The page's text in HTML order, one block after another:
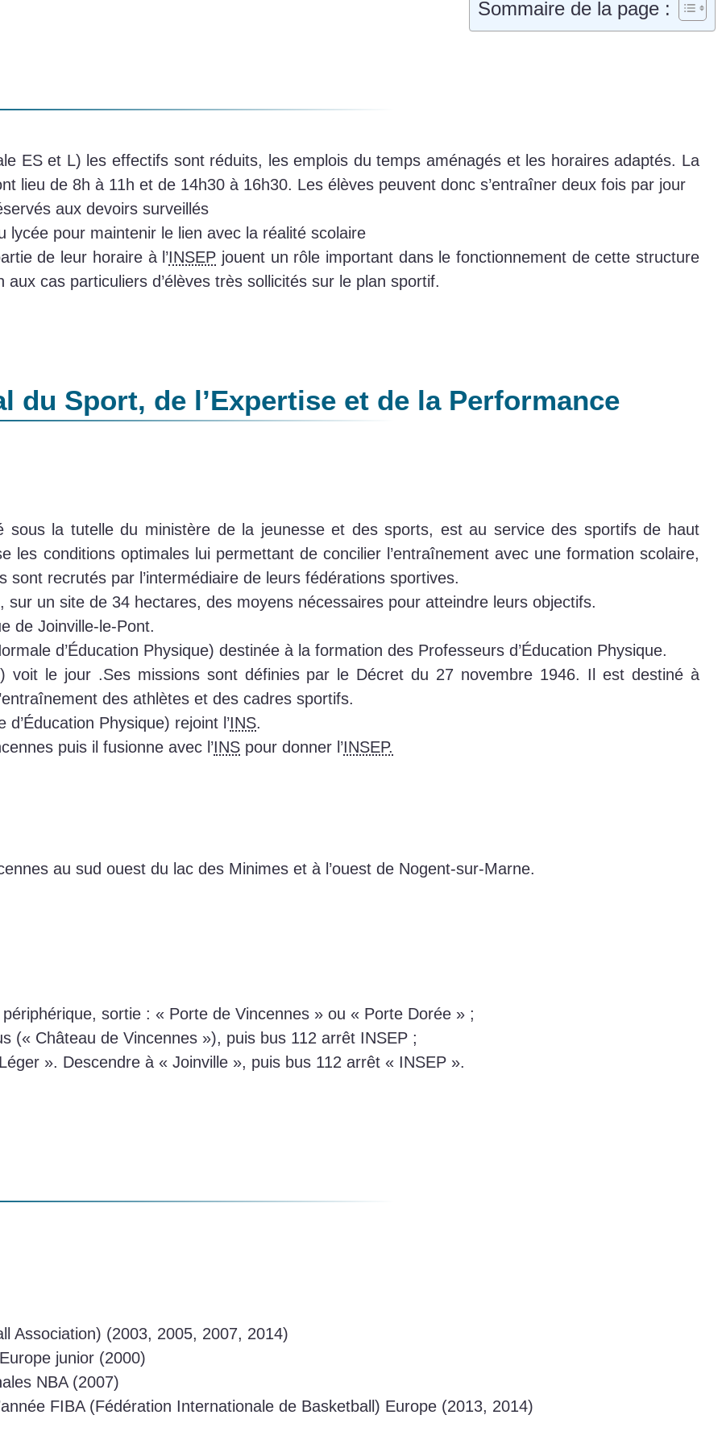
Sommaire de la page :
ES et L) les effectifs sont réduits, les emplois du temps aménagés et les horaires adaptés. La
lieu de 8h à 11h et de 14h30 à 16h30. Les élèves peuvent donc s’entraîner deux fois par jour
aux devoirs surveillés
lycée pour maintenir le lien avec la réalité scolaire
de leur horaire à l’INSEP jouent un rôle important dans le fonctionnement de cette structure
cas particuliers d’élèves très sollicités sur le plan sportif.
du Sport, de l’Expertise et de la Performance
sous la tutelle du ministère de la jeunesse et des sports, est au service des sportifs de haut
les conditions optimales lui permettant de concilier l’entraînement avec une formation scolaire,
recrutés par l’intermédiaire de leurs fédérations sportives.
sur un site de 34 hectares, des moyens nécessaires pour atteindre leurs objectifs.
de Joinville-le-Pont.
d’Éducation Physique) destinée à la formation des Professeurs d’Éducation Physique.
voit le jour .Ses missions sont définies par le Décret du 27 novembre 1946. Il est destiné à
des athlètes et des cadres sportifs.
Physique) rejoint l’INS.
puis il fusionne avec l’INS pour donner l’INSEP.
au sud ouest du lac des Minimes et à l’ouest de Nogent-sur-Marne.
sortie : « Porte de Vincennes » ou « Porte Dorée » ;
(« Château de Vincennes »), puis bus 112 arrêt INSEP ;
». Descendre à « Joinville », puis bus 112 arrêt « INSEP ».
Association) (2003, 2005, 2007, 2014)
junior (2000)
NBA (2007)
FIBA (Fédération Internationale de Basketball) Europe (2013, 2014)